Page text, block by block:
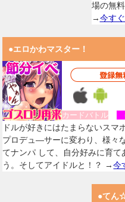
場の無
→今す
●エロかわマスター！
カードバトル
ドルが好きにはたまらないスマ
プロデュ―サーに変わり、様々
てナンパ して、自分好みに育て
う。そしてアイドルと！？ →今
●てん